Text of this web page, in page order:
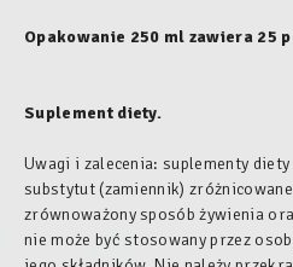
Opakowanie 250 ml zawiera 25
Suplement diety.
Uwagi i zalecenia: suplementy
substytut (zamiennik)
zrównoważony sposób żywienia
nie może być stosowany przez